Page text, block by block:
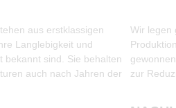
aus erstklassigen
Langlebigkeit und
bekannt sind. Sie behalten
auch nach Jahren der
Wir legen
zur